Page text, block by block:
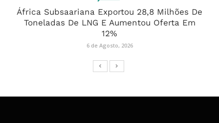
África Subsaariana Exportou 28,8 Milhões De
Toneladas De LNG E Aumentou Oferta Em
12%
6 de Agosto, 2026